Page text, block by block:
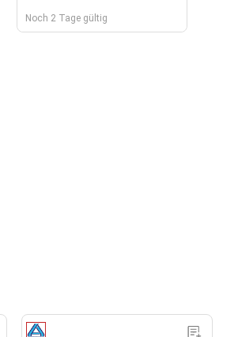
Noch 2 Tage gültig